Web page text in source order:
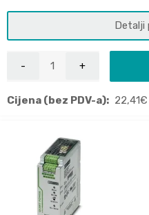
Detalji
Cijena (bez PDV-a): 22,41€